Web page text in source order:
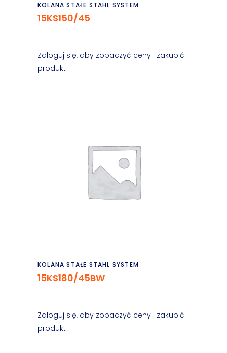
KOLANA STAŁE STAHL SYSTEM
15KS150/45
Zaloguj się, aby zobaczyć ceny i zakupić
produkt
Czytaj dalej
KOLANA STAŁE STAHL SYSTEM
15KS180/45BW
Zaloguj się, aby zobaczyć ceny i zakupić
produkt